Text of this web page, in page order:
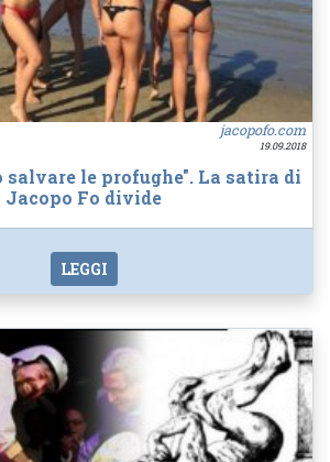
jacopofo.com
19.09.2018
le profughe". La satira di
Jacopo Fo divide
LEGGI